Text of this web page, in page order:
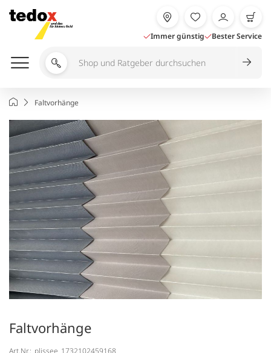
Inhalt
springen
Immer günstig Bester Service
Shop
durchsuchen
StartseiteFaltvorhänge
Faltvorhänge
Art.Nr.: plissee_1732102459168